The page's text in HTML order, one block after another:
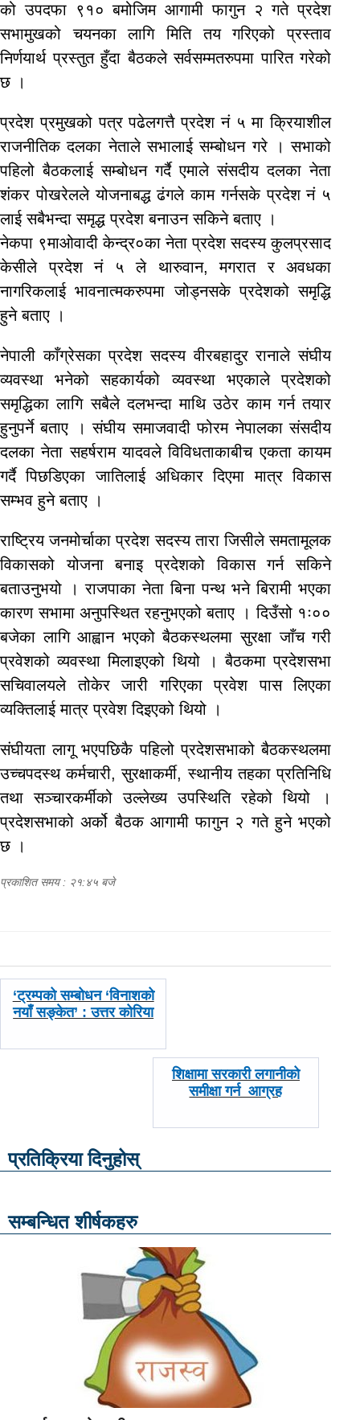
को उपदफा ९१० बमोजिम आगामी फागुन २ गते प्रदेश
सभामुखको चयनका लागि मिति तय गरिएको प्रस्ताव
निर्णयार्थ प्रस्तुत हुँदा बैठकले सर्वसम्मतरुपमा पारित गरेको
छ ।
प्रदेश प्रमुखको पत्र पढेलगत्तै प्रदेश नं ५ मा क्रियाशील
राजनीतिक दलका नेताले सभालाई सम्बोधन गरे । सभाको
पहिलो बैठकलाई सम्बोधन गर्दै एमाले संसदीय दलका नेता
शंकर पोखरेलले योजनाबद्ध ढंगले काम गर्नसके प्रदेश नं ५
लाई सबैभन्दा समृद्ध प्रदेश बनाउन सकिने बताए ।
नेकपा ९माओवादी केन्द्र०का नेता प्रदेश सदस्य कुलप्रसाद
केसीले प्रदेश नं ५ ले थारुवान, मगरात र अवधका
नागरिकलाई भावनात्मकरुपमा जोड्नसके प्रदेशको समृद्धि
हुने बताए ।
नेपाली काँग्रेसका प्रदेश सदस्य वीरबहादुर रानाले संघीय
व्यवस्था भनेको सहकार्यको व्यवस्था भएकाले प्रदेशको
समृद्धिका लागि सबैले दलभन्दा माथि उठेर काम गर्न तयार
हुनुपर्ने बताए । संघीय समाजवादी फोरम नेपालका संसदीय
दलका नेता सहर्षराम यादवले विविधताकाबीच एकता कायम
गर्दै पिछडिएका जातिलाई अधिकार दिएमा मात्र विकास
सम्भव हुने बताए ।
राष्ट्रिय जनमोर्चाका प्रदेश सदस्य तारा जिसीले समतामूलक
विकासको योजना बनाइ प्रदेशको विकास गर्न सकिने
बताउनुभयो । राजपाका नेता बिना पन्थ भने बिरामी भएका
कारण सभामा अनुपस्थित रहनुभएको बताए । दिउँसो १ः००
बजेका लागि आह्वान भएको बैठकस्थलमा सुरक्षा जाँच गरी
प्रवेशको व्यवस्था मिलाइएको थियो । बैठकमा प्रदेशसभा
सचिवालयले तोकेर जारी गरिएका प्रवेश पास लिएका
व्यक्तिलाई मात्र प्रवेश दिइएको थियो ।
संघीयता लागू भएपछिकै पहिलो प्रदेशसभाको बैठकस्थलमा
उच्चपदस्थ कर्मचारी, सुरक्षाकर्मी, स्थानीय तहका प्रतिनिधि
तथा सञ्चारकर्मीको उल्लेख्य उपस्थिति रहेको थियो ।
प्रदेशसभाको अर्को बैठक आगामी फागुन २ गते हुने भएको
छ ।
प्रकाशित समय : २१:४५ बजे
पछिल्लाे
-
‘ट्रम्पको सम्बोधन ‘विनाशको
नयाँ सङ्केत’ : उत्तर कोरिया
अघिल्लाे
शिक्षामा सरकारी लगानीको
समीक्षा गर्न आग्रह
प्रतिक्रिया दिनुहोस्
सम्बन्धित शीर्षकहरु